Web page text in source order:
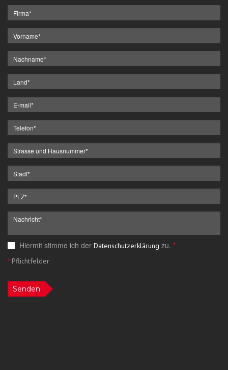
Hiermit stimme ich der Datenschutzerklärung zu. *
*Pflichtfelder
Senden